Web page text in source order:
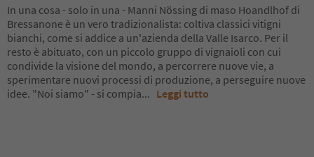
In una cosa - solo in una - Manni Nössing di maso Hoandlhof di
Bressanone è un vero tradizionalista: coltiva classici vitigni
bianchi, come si addice a un'azienda della Valle Isarco. Per il
resto è abituato, con un piccolo gruppo di vignaioli con cui
condivide la visione del mondo, a percorrere nuove vie, a
sperimentare nuovi processi di produzione, a perseguire nuove
idee. "Noi siamo" - si compia... Leggi tutto